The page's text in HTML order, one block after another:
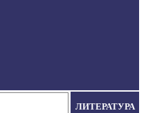
ЛИТЕРАТУРА